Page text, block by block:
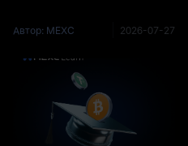
можуть бути складними,
починає знайомство з цією
сферою. Цей детальний по
Автор: MEXC 2026-07-27